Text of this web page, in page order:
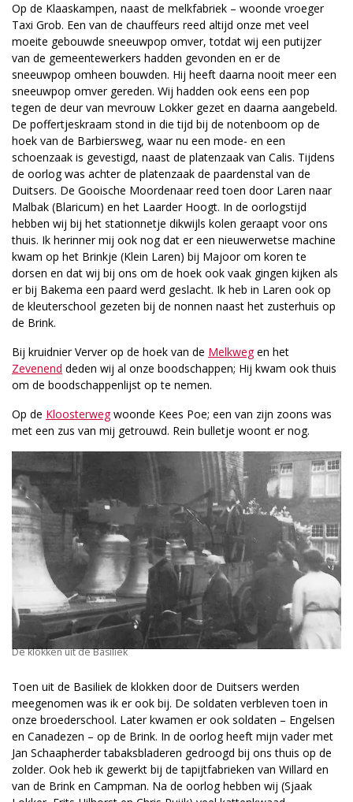
Op de Klaaskampen, naast de melkfabriek – woonde vroeger
Taxi Grob. Een van de chauffeurs reed altijd onze met veel
moeite gebouwde sneeuwpop omver, totdat wij een putijzer
van de gemeentewerkers hadden gevonden en er de
sneeuwpop omheen bouwden. Hij heeft daarna nooit meer een
sneeuwpop omver gereden. Wij hadden ook eens een pop
tegen de deur van mevrouw Lokker gezet en daarna aangebeld.
De poffertjeskraam stond in die tijd bij de notenboom op de
hoek van de Barbiersweg, waar nu een mode- en een
schoenzaak is gevestigd, naast de platenzaak van Calis. Tijdens
de oorlog was achter de platenzaak de paardenstal van de
Duitsers. De Gooische Moordenaar reed toen door Laren naar
Malbak (Blaricum) en het Laarder Hoogt. In de oorlogstijd
hebben wij bij het stationnetje dikwijls kolen geraapt voor ons
thuis. Ik herinner mij ook nog dat er een nieuwerwetse machine
kwam op het Brinkje (Klein Laren) bij Majoor om koren te
dorsen en dat wij bij ons om de hoek ook vaak gingen kijken als
er bij Bakema een paard werd geslacht. Ik heb in Laren ook op
de kleuterschool gezeten bij de nonnen naast het zusterhuis op
de Brink.
Bij kruidnier Verver op de hoek van de Melkwegen het
Zevenend deden wij al onze boodschappen; Hij kwam ook thuis
om de boodschappenlijst op te nemen.
Op de Kloosterwegwoonde Kees Poe; een van zijn zoons was
met een zus van mij getrouwd. Rein bulletje woont er nog.
De klokken uit de Basiliek
Toen uit de Basiliek de klokken door de Duitsers werden
meegenomen was ik er ook bij. De soldaten verbleven toen in
onze broederschool. Later kwamen er ook soldaten – Engelsen
en Canadezen – op de Brink. In de oorlog heeft mijn vader met
Jan Schaapherder tabaksbladeren gedroogd bij ons thuis op de
zolder. Ook heb ik gewerkt bij de tapijtfabrieken van Willard en
van de Brink en Camp­man. Na de oorlog hebben wij (Sjaak